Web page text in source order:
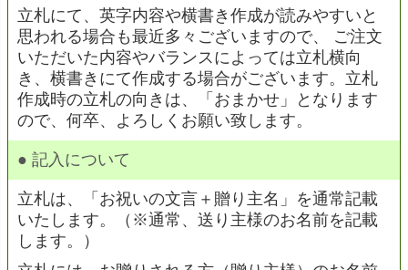
立札にて、英字内容や横書き作成が読みやすいと
思われる場合も最近多々ございますので、 ご注文
いただいた内容やバランスによっては立札横向
き、横書きにて作成する場合がございます。立札
作成時の立札の向きは、「おまかせ」となります
ので、何卒、よろしくお願い致します。
● 記入について
立札は、「お祝いの文言＋贈り主名」を通常記載
いたします。（※通常、送り主様のお名前を記載
します。）